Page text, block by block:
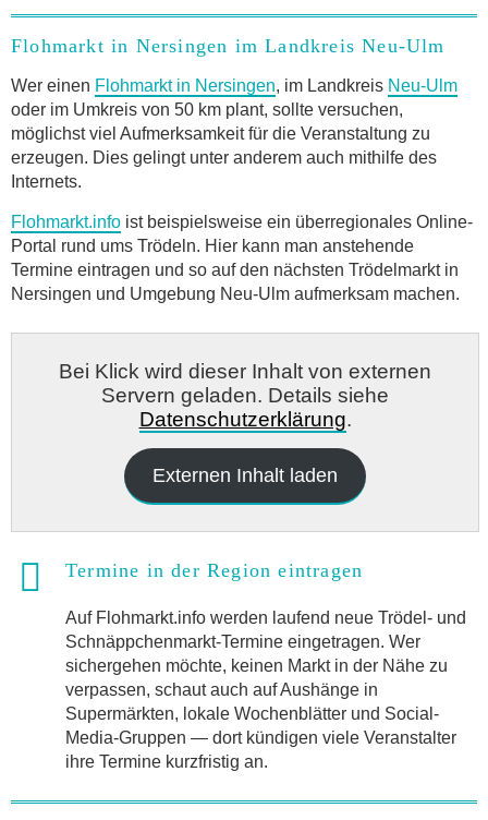
Flohmarkt in Nersingen im Landkreis Neu-Ulm
Wer einen Flohmarkt in Nersingen, im Landkreis Neu-Ulm
oder im Umkreis von 50 km plant, sollte versuchen,
möglichst viel Aufmerksamkeit für die Veranstaltung zu
erzeugen. Dies gelingt unter anderem auch mithilfe des
Internets.
Flohmarkt.info ist beispielsweise ein überregionales Online-
Portal rund ums Trödeln. Hier kann man anstehende
Termine eintragen und so auf den nächsten Trödelmarkt in
Nersingen und Umgebung Neu-Ulm aufmerksam machen.
Bei Klick wird dieser Inhalt von externen
Servern geladen. Details siehe
Datenschutzerklärung.
Externen Inhalt laden
Termine in der Region eintragen
Auf Flohmarkt.info werden laufend neue Trödel- und
Schnäppchenmarkt-Termine eingetragen. Wer
sichergehen möchte, keinen Markt in der Nähe zu
verpassen, schaut auch auf Aushänge in
Supermärkten, lokale Wochenblätter und Social-
Media-Gruppen — dort kündigen viele Veranstalter
ihre Termine kurzfristig an.